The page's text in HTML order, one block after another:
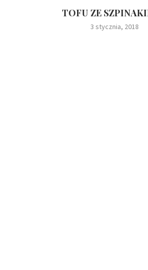
TOFU ZE
3 stycznia, 2018